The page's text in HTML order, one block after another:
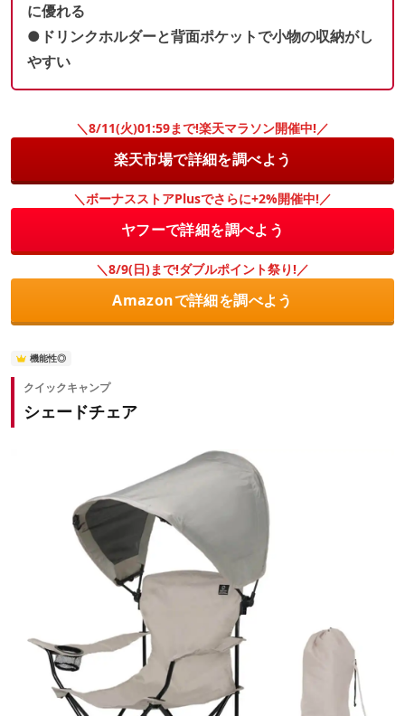
に優れる
●ドリンクホルダーと背面ポケットで小物の収納がし
やすい
＼8/11(火)01:59まで!楽天マラソン開催中!／
楽天市場で詳細を調べよう
＼ボーナスストアPlusでさらに+2%開催中!／
ヤフーで詳細を調べよう
＼8/9(日)まで!ダブルポイント祭り!／
Amazonで詳細を調べよう
機能性◎
クイックキャンプ
シェードチェア